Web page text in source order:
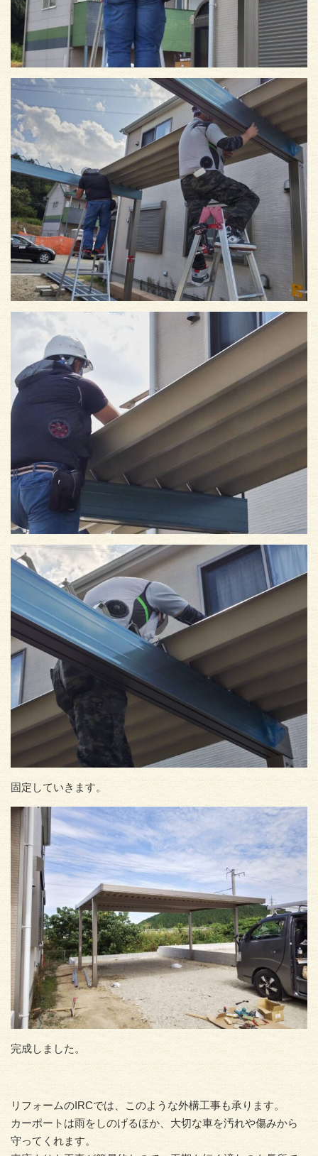
固定していきます。
完成しました。
リフォームのIRCでは、このような外構工事も承ります。
カーポートは雨をしのげるほか、大切な車を汚れや傷みから
守ってくれます。